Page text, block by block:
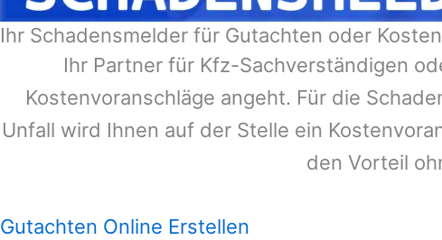
Ihr Schadensmelder für Gutachten oder
Ihr Partner für Kfz-Sachverständigen
Kostenvoranschläge angeht. Für die
Unfall wird Ihnen auf der Stelle ein
den Vorteil
Gutachten Online Erstellen